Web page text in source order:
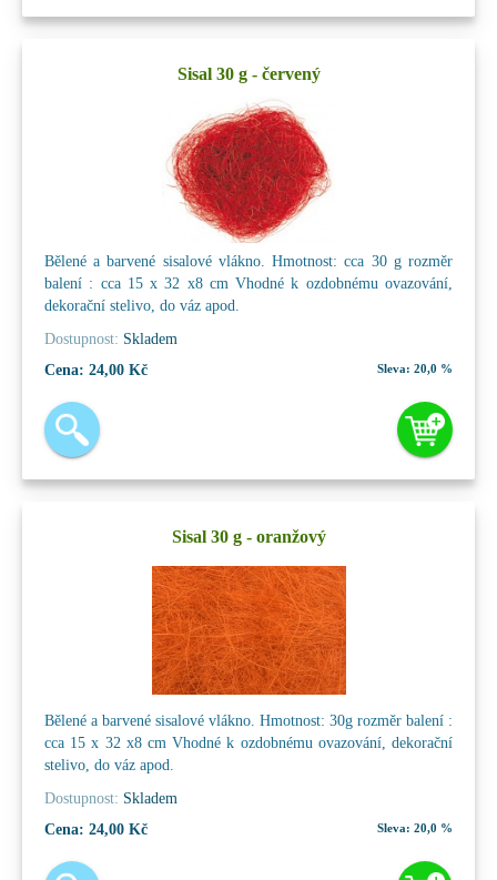
Sisal 30 g - červený
Bělené a barvené sisalové vlákno. Hmotnost: cca 30 g rozměr
balení : cca 15 x 32 x8 cm Vhodné k ozdobnému ovazování,
dekorační stelivo, do váz apod.
Dostupnost: Skladem
Cena: 24,00 Kč Sleva: 20,0 %
Sisal 30 g - oranžový
Bělené a barvené sisalové vlákno. Hmotnost: 30g rozměr balení :
cca 15 x 32 x8 cm Vhodné k ozdobnému ovazování, dekorační
stelivo, do váz apod.
Dostupnost: Skladem
Cena: 24,00 Kč Sleva: 20,0 %